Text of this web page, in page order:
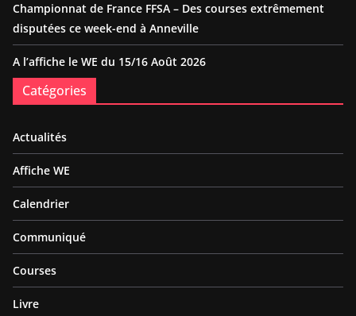
Championnat de France FFSA – Des courses extrêmement
disputées ce week-end à Anneville
A l’affiche le WE du 15/16 Août 2026
Catégories
Actualités
Affiche WE
Calendrier
Communiqué
Courses
Livre